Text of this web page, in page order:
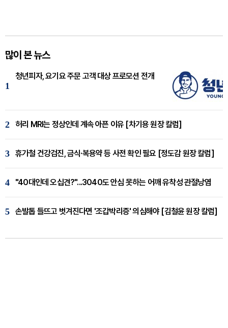
많이 본 뉴스
1
청년피자, 요기요 주문 고객 대상 프로모션 전개
2 허리 MRI는 정상인데 계속 아픈 이유 [차기용 원장 칼럼]
3 휴가철 건강검진, 금식·복용약 등 사전 확인 필요 [정도감 원장 칼럼]
4 "40대인데 오십견?"...3040도 안심 못하는 어깨 유착성 관절낭염
5 손발톱 들뜨고 벗겨진다면 '조갑박리증' 의심해야 [김철윤 원장 칼럼]